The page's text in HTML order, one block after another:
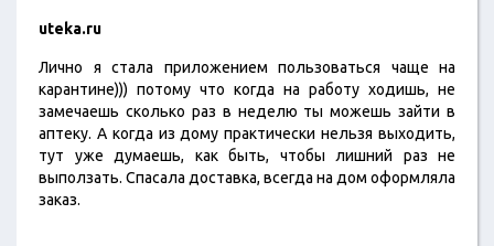
uteka.ru
Лично я стала приложением пользоваться чаще на
карантине))) потому что когда на работу ходишь, не
замечаешь сколько раз в неделю ты можешь зайти в
аптеку. А когда из дому практически нельзя выходить,
тут уже думаешь, как быть, чтобы лишний раз не
выползать. Спасала доставка, всегда на дом оформляла
заказ.